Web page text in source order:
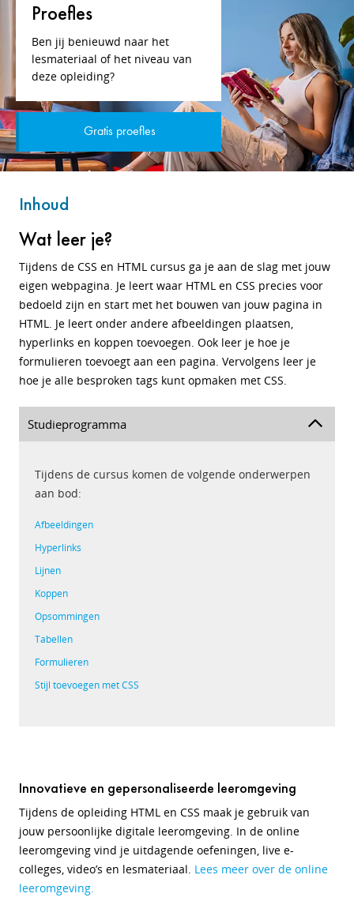
Proefles
Ben jij benieuwd naar het
lesmateriaal of het niveau van
deze opleiding?
Gratis proefles
Inhoud
Wat leer je?
Tijdens de CSS en HTML cursus ga je aan de slag met jouw
eigen webpagina. Je leert waar HTML en CSS precies voor
bedoeld zijn en start met het bouwen van jouw pagina in
HTML. Je leert onder andere afbeeldingen plaatsen,
hyperlinks en koppen toevoegen. Ook leer je hoe je
formulieren toevoegt aan een pagina. Vervolgens leer je
hoe je alle besproken tags kunt opmaken met CSS.
Studieprogramma
Tijdens de cursus komen de volgende onderwerpen
aan bod:
Afbeeldingen
Hyperlinks
Lijnen
Koppen
Opsommingen
Tabellen
Formulieren
Stijl toevoegen met CSS
Innovatieve en gepersonaliseerde leeromgeving
Tijdens de opleiding HTML en CSS maak je gebruik van
jouw persoonlijke digitale leeromgeving. In de online
leeromgeving vind je uitdagende oefeningen, live e-
colleges, video’s en lesmateriaal. Lees meer over de online
leeromgeving.